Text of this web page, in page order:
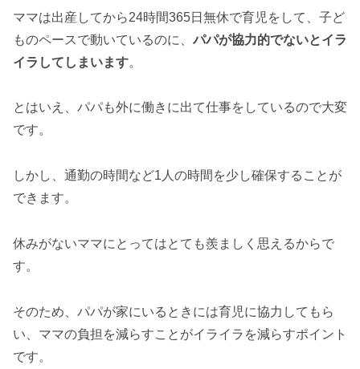
ママは出産してから24時間365日無休で育児をして、子ど
ものペースで動いているのに、 パパが協力的でないとイラ
イラしてしまいます。
とはいえ、パパも外に働きに出て仕事をしているので大変
です。
しかし、通勤の時間など1人の時間を少し確保することが
できます。
休みがないママにとってはとても羨ましく思えるからで
す。
そのため、パパが家にいるときには育児に協力してもら
い、ママの負担を減らすことがイライラを減らすポイント
です。